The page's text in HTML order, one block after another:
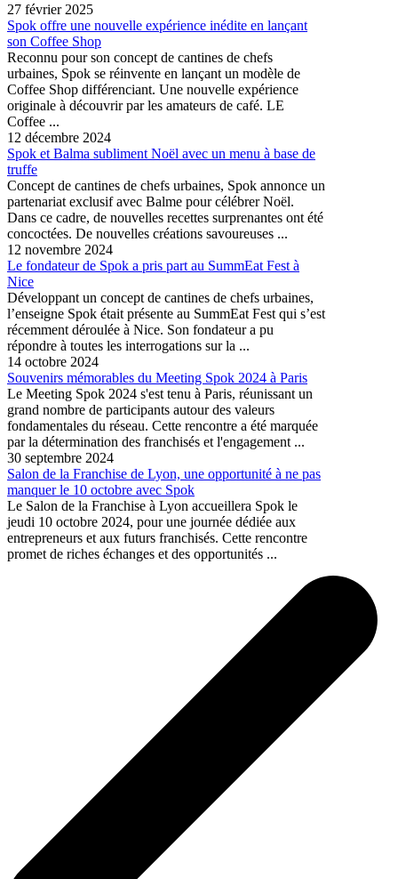
27 février 2025
Spok offre une nouvelle expérience inédite en lançant
son Coffee Shop
Reconnu pour son concept de cantines de chefs
urbaines, Spok se réinvente en lançant un modèle de
Coffee Shop différenciant. Une nouvelle expérience
originale à découvrir par les amateurs de café. LE
Coffee ...
12 décembre 2024
Spok et Balma subliment Noël avec un menu à base de
truffe
Concept de cantines de chefs urbaines, Spok annonce un
partenariat exclusif avec Balme pour célébrer Noël.
Dans ce cadre, de nouvelles recettes surprenantes ont été
concoctées. De nouvelles créations savoureuses ...
12 novembre 2024
Le fondateur de Spok a pris part au SummEat Fest à
Nice
Développant un concept de cantines de chefs urbaines,
l’enseigne Spok était présente au SummEat Fest qui s’est
récemment déroulée à Nice. Son fondateur a pu
répondre à toutes les interrogations sur la ...
14 octobre 2024
Souvenirs mémorables du Meeting Spok 2024 à Paris
Le Meeting Spok 2024 s'est tenu à Paris, réunissant un
grand nombre de participants autour des valeurs
fondamentales du réseau. Cette rencontre a été marquée
par la détermination des franchisés et l'engagement ...
30 septembre 2024
Salon de la Franchise de Lyon, une opportunité à ne pas
manquer le 10 octobre avec Spok
Le Salon de la Franchise à Lyon accueillera Spok le
jeudi 10 octobre 2024, pour une journée dédiée aux
entrepreneurs et aux futurs franchisés. Cette rencontre
promet de riches échanges et des opportunités ...